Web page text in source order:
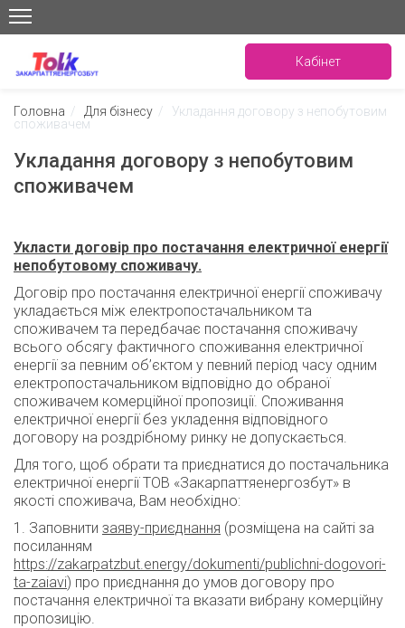
Кабінет
Головна / Для бізнесу / Укладання договору з непобутовим
споживачем
Укладання договору з непобутовим
споживачем
Укласти договір про постачання електричної енергії
непобутовому споживачу.
Договір про постачання електричної енергії споживачу
укладається між електропостачальником та
споживачем та передбачає постачання споживачу
всього обсягу фактичного споживання електричної
енергії за певним об’єктом у певний період часу одним
електропостачальником відповідно до обраної
споживачем комерційної пропозиції. Споживання
електричної енергії без укладення відповідного
договору на роздрібному ринку не допускається.
Для того, щоб обрати та приєднатися до постачальника
електричної енергії ТОВ «Закарпаттяенергозбут» в
якості споживача, Вам необхідно:
1. Заповнити заяву-приєднання (розміщена на сайті за
посиланням
https://zakarpatzbut.energy/dokumenti/publichni-dogovori-
ta-zaiavi) про приєднання до умов договору про
постачання електричної та вказати вибрану комерційну
пропозицію.